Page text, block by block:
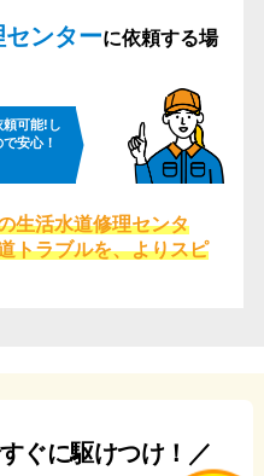
ンターに依頼する場
頼可能! し
安心！
生活水道修理センタ
トラブルを、よりスピ
ぐに駆けつけ！／